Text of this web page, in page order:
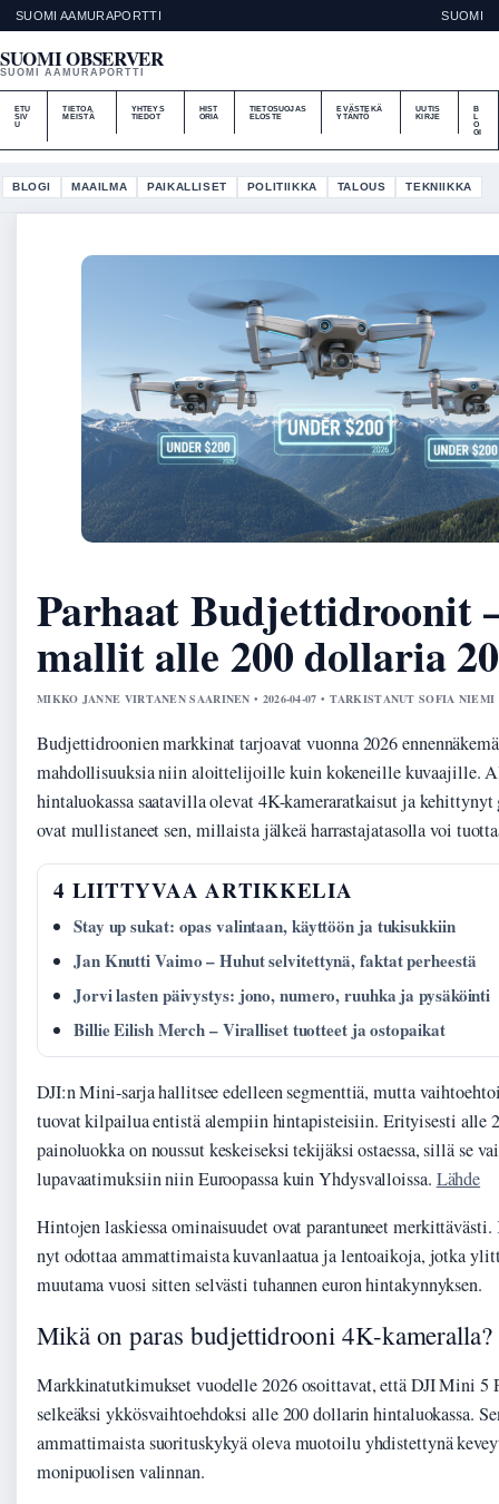
SUOMI AAMURAPORTTI SUOMI
SUOMI OBSERVER
SUOMI AAMURAPORTTI
ETU
SIV
U
TIETOA
MEISTÄ
YHTEYS
TIEDOT
HIST
ORIA
TIETOSUOJAS
ELOSTE
EVÄSTEKÄ
YTÄNTÖ
UUTIS
KIRJE
B
O
GI
BLOGI MAAILMA PAIKALLISET POLITIIKKA TALOUS TEKNIIKKA
Parhaat Budjettidroonit
mallit alle 200 dollaria
MIKKO JANNE VIRTANEN SAARINEN • 2026-04-07 • TARKISTANUT SOFIA NIEMI
Budjettidroonien markkinat tarjoavat vuonna 2026
mahdollisuuksia niin aloittelijoille kuin kokeneille kuvaajille.
hintaluokassa saatavilla olevat 4K-kameraratkaisut ja kehittynyt
ovat mullistaneet sen, millaista jälkeä harrastajatasolla voi
4 LIITTYVAA ARTIKKELIA
Stay up sukat: opas valintaan, käyttöön ja tukisukkiin
Jan Knutti Vaimo – Huhut selvitettynä, faktat perheestä
Jorvi lasten päivystys: jono, numero, ruuhka ja pysäköinti
Billie Eilish Merch – Viralliset tuotteet ja ostopaikat
DJI:n Mini-sarja hallitsee edelleen segmenttiä, mutta
tuovat kilpailua entistä alempiin hintapisteisiin. Erityisesti alle
painoluokka on noussut keskeiseksi tekijäksi ostaessa, sillä se
lupavaatimuksiin niin Euroopassa kuin Yhdysvalloissa. Lähde
Hintojen laskiessa ominaisuudet ovat parantuneet
nyt odottaa ammattimaista kuvanlaatua ja lentoaikoja, jotka
muutama vuosi sitten selvästi tuhannen euron hintakynnyksen.
Mikä on paras budjettidrooni 4K-kameralla?
Markkinatutkimukset vuodelle 2026 osoittavat, että DJI Mini 5
selkeäksi ykkösvaihtoehdoksi alle 200 dollarin hintaluokassa.
ammattimaista suorituskykyä oleva muotoilu yhdistettynä
monipuolisen valinnan.